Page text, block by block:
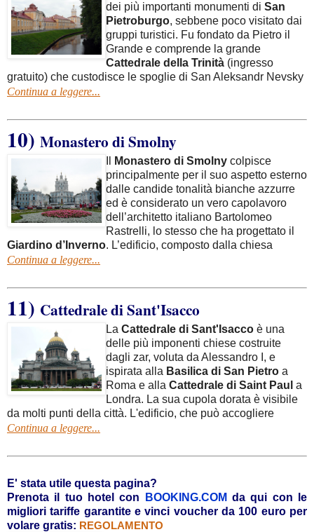
dei più importanti monumenti di San
Pietroburgo, sebbene poco visitato dai
gruppi turistici. Fu fondato da Pietro il
Grande e comprende la grande
Cattedrale della Trinità (ingresso
gratuito) che custodisce le spoglie di San Aleksandr Nevsky
Continua a leggere...
10) Monastero di Smolny
Monastero di Smolny colpisce
principalmente per il suo aspetto esterno
dalle candide tonalità bianche azzurre
ed è considerato un vero capolavoro
dell’architetto italiano Bartolomeo
Rastrelli, lo stesso che ha progettato il
Giardino d’Inverno. L’edificio, composto dalla chiesa
Continua a leggere...
11) Cattedrale di Sant'Isacco
La Cattedrale di Sant'Isacco è una
delle più imponenti chiese costruite
dagli zar, voluta da Alessandro I, e
ispirata alla Basilica di San Pietro a
Roma e alla Cattedrale di Saint Paul a
Londra. La sua cupola dorata è visibile
da molti punti della città. L'edificio, che può accogliere
Continua a leggere...
E' stata utile questa pagina?
Prenota il tuo hotel con
BOOKING.COM da qui con le
migliori tariffe garantite e vinci voucher da 100 euro per
volare gratis: REGOLAMENTO